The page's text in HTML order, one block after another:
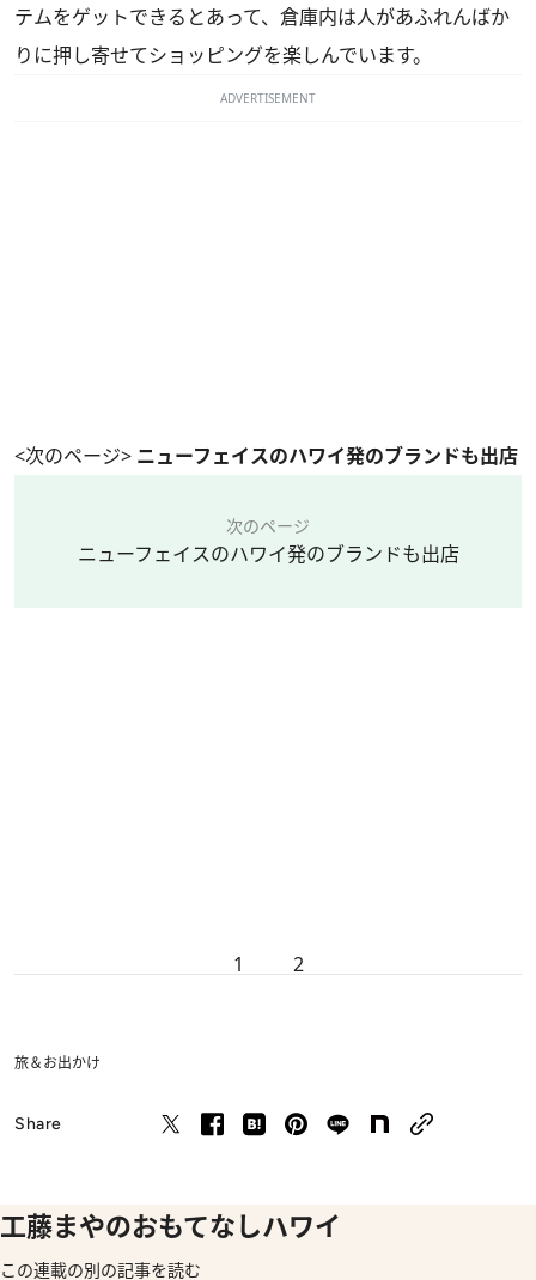
テムをゲットできるとあって、倉庫内は人があふれんばか
りに押し寄せてショッピングを楽しんでいます。
ADVERTISEMENT
<次のページ> ニューフェイスのハワイ発のブランドも出店
次のページ
ニューフェイスのハワイ発のブランドも出店
1 2
旅＆お出かけ
Share
工藤まやのおもてなしハワイ
この連載の別の記事を読む